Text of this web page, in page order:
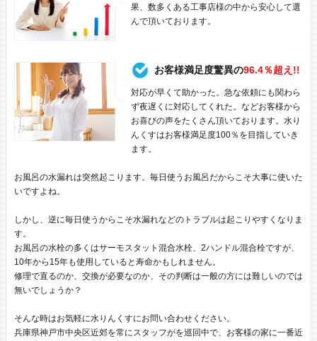
果、数多くある工事店様の中から安心して選
んで頂いております。
お客様満足度驚異の96.4％超え!!
対応が早くて助かった。急な依頼にも関わら
ず夜遅くに対応してくれた。などお客様から
お喜びの声をたくさん頂いております。水り
んくすはお客様満足度100％を目指していき
ます。
お風呂の水漏れは突然起こります。毎日使うお風呂だからこそ大事に使いた
いですよね。
しかし、逆に毎日使うからこそ水漏れなどのトラブルは起こりやすくなりま
す。
お風呂の水栓の多くはサーモスタット混合水栓、2ハンドル混合栓ですが、
10年から15年も使用していると寿命かもしれません。
修理で直るのか、交換が必要なのか、その判断は一般の方には難しいのでは
無いでしょうか？
そんな時はお気軽に水りんくすにお問い合わせください。
兵庫県神戸市中央区近郊を常にスタッフがを巡回中で、お客様の家に一番近